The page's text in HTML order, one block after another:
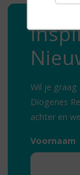
Wil je
Diogenes
achter en
Voornaam